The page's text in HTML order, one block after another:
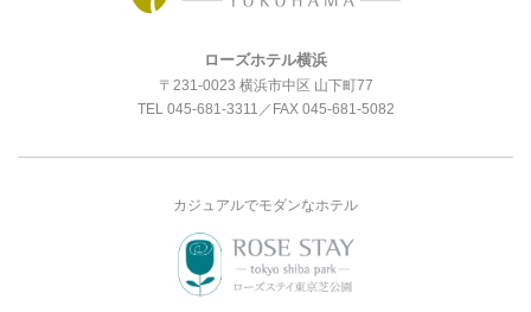
ローズホテル横浜
〒231-0023 横浜市中区 山下町77
TEL 045-681-3311 ／FAX 045-681-5082
カジュアルでモダンなホテル